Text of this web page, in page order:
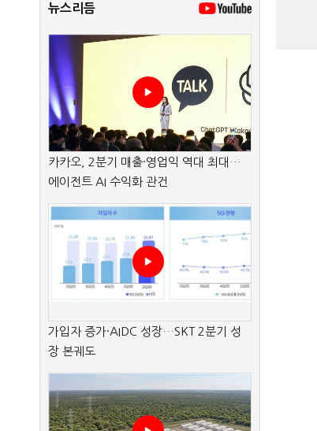
뉴스리듬
카카오, 2분기 매출·영업익 역대 최대…
에이전트 AI 수익화 관건
가입자 증가·AIDC 성장…SKT 2분기 성
장 본궤도